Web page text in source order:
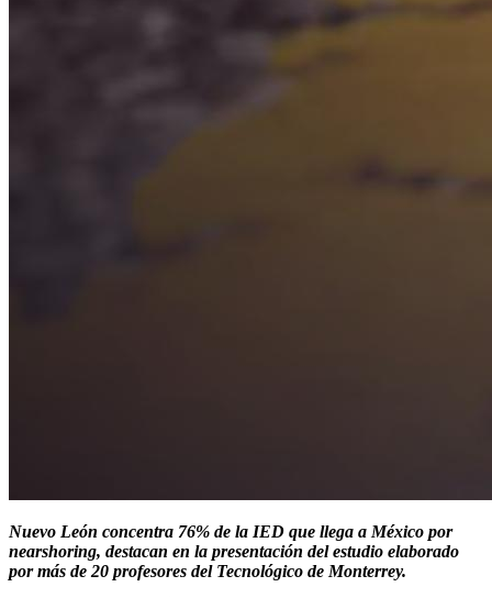
Nuevo León concentra 76% de la IED que llega a México por
nearshoring, destacan en la presentación del estudio elaborado
por más de 20 profesores del Tecnológico de Monterrey.